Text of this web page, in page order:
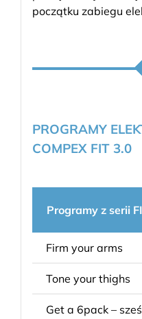
początku zabiegu
PROGRAMY
COMPEX FIT 3.0
Programy z serii
Firm your arms
Tone your thighs
Get a 6pack –